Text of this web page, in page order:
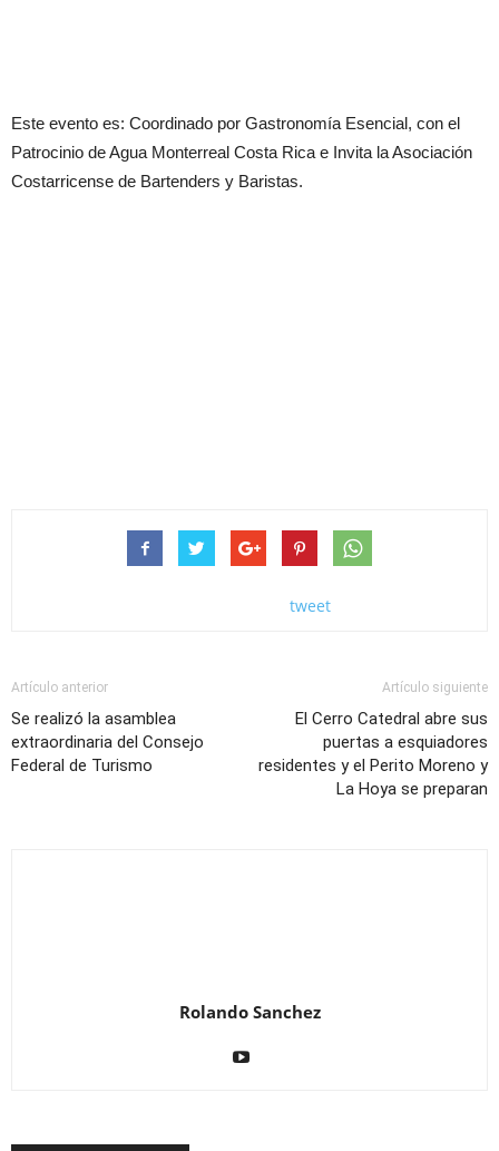
Este evento es: Coordinado por Gastronomía Esencial, con el
Patrocinio de Agua Monterreal Costa Rica e Invita la Asociación
Costarricense de Bartenders y Baristas.
tweet
Artículo anterior
Se realizó la asamblea
extraordinaria del Consejo
Federal de Turismo
Artículo siguiente
El Cerro Catedral abre sus
puertas a esquiadores
residentes y el Perito Moreno y
La Hoya se preparan
Rolando Sanchez